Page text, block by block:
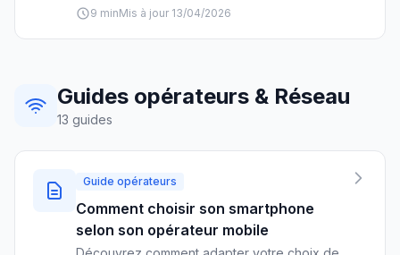
mains, avec nos conseils pour choisir le
budget.
9 minMis à jour 13/04/2026
Guides opérateurs & Réseau
13 guides
Guide opérateurs
Comment choisir son smartphone
selon son opérateur mobile